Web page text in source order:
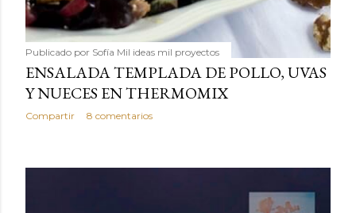
Publicado por Sofía Mil ideas mil proyectos
ENSALADA TEMPLADA DE POLLO, UVAS
Y NUECES EN THERMOMIX
Compartir 8 comentarios